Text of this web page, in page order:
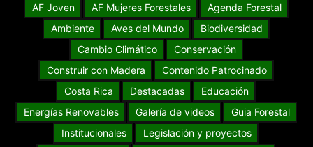
AF Joven AF Mujeres Forestales
Agenda Forestal
Ambiente
Aves del Mundo
Biodiversidad
Cambio Climático
Conservación
Construir con Madera
Contenido Patrocinado
Costa Rica
Destacadas
Educación
Energías Renovables
Galería de videos
Guia Forestal
Institucionales
Legislación y proyectos